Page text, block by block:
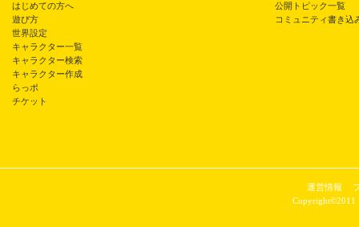
はじめての方へ
遊び方
世界設定
キャラクター一覧
キャラクター検索
キャラクター作成
らっポ
チケット
公開トピック一覧
コミュニティ書き込
運営情報
Copyright©2011